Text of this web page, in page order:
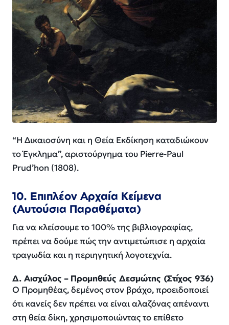
“Η Δικαιοσύνη και η Θεία Εκδίκηση καταδιώκουν
το Έγκλημα”, αριστούργημα του Pierre-Paul
Prud’hon (1808).
10. Επιπλέον Αρχαία Κείμενα
(Αυτούσια Παραθέματα)
Για να κλείσουμε το 100% της βιβλιογραφίας,
πρέπει να δούμε πώς την αντιμετώπισε η αρχαία
τραγωδία και η περιηγητική λογοτεχνία.
Δ. Αισχύλος – Προμηθεύς Δεσμώτης (Στίχος 936)
Ο Προμηθέας, δεμένος στον βράχο, προειδοποιεί
ότι κανείς δεν πρέπει να είναι αλαζόνας απέναντι
στη θεία δίκη, χρησιμοποιώντας το επίθετο